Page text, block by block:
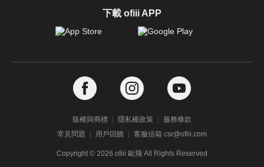
下載 ofiii APP
版權與商標 隱私權政策
服務條款
常見問題
用戶回饋 客服信箱 csr@ofiii.com
Copyright © 2026 ofiii 歐飛 All Rights Reserved